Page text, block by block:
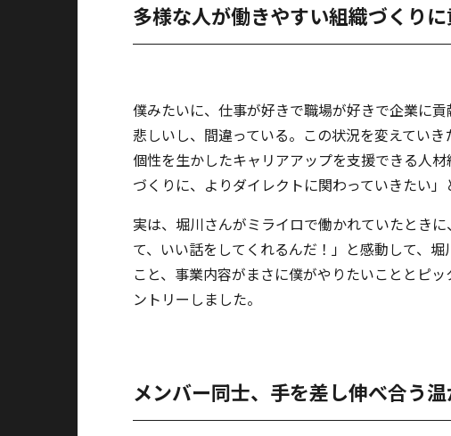
多様な人が働きやすい組織づくり
僕みたいに、仕事が好きで職場が好きで企業に
悲しいし、間違っている。この状況を変えてい
個性を生かしたキャリアアップを支援できる人
づくりに、よりダイレクトに関わっていきたい
実は、堀川さんがミライロで働かれていたとき
て、いい話をしてくれるんだ！」と感動して、
こと、事業内容がまさに僕がやりたいこととピ
ントリーしました。
メンバー同士、手を差し伸べ合う